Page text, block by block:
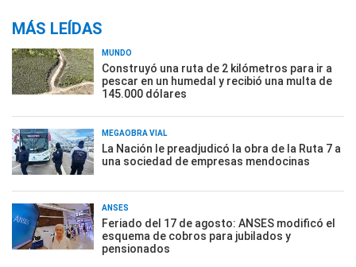
MÁS LEÍDAS
MUNDO
Construyó una ruta de 2 kilómetros para ir a
pescar en un humedal y recibió una multa de
145.000 dólares
MEGAOBRA VIAL
La Nación le preadjudicó la obra de la Ruta 7 a
una sociedad de empresas mendocinas
ANSES
Feriado del 17 de agosto: ANSES modificó el
esquema de cobros para jubilados y
pensionados